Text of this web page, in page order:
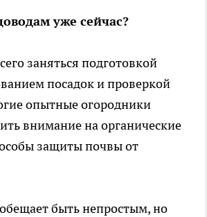
уже сейчас?
заняться подготовкой
посадок и проверкой
опытные огородники
внимание на органические
защиты почвы от
быть непростым, но